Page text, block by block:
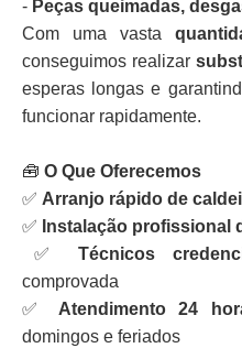
- Peças queimadas,
Com uma vasta
conseguimos realizar
esperas longas e
funcionar rapidamente.
🧰 O Que Oferecemos
✅ Arranjo rápido de
✅ Instalação profissional
✅Técnicos
comprovada
✅ Atendimento 24
domingos e feriados